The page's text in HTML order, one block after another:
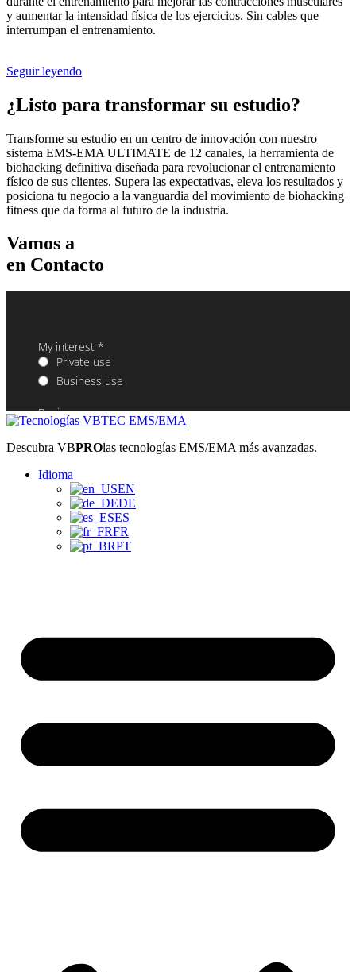
y aumentar la intensidad física de los ejercicios. Sin cables que
interrumpan el entrenamiento.
Seguir leyendo
¿Listo para transformar su estudio?
Transforme su estudio en un centro de innovación con nuestro
sistema EMS-EMA ULTIMATE de 12 canales, la herramienta de
biohacking definitiva diseñada para revolucionar el entrenamiento
físico de sus clientes. Supera las expectativas, eleva los resultados y
posiciona tu negocio a la vanguardia del movimiento de biohacking
fitness que da forma al futuro de la industria.
Vamos a
en Contacto
Descubra VBPROlas tecnologías EMS/EMA más avanzadas.
Idioma
EN
DE
ES
FR
PT